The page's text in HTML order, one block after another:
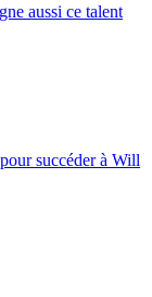
aussi ce talent
succéder à Will